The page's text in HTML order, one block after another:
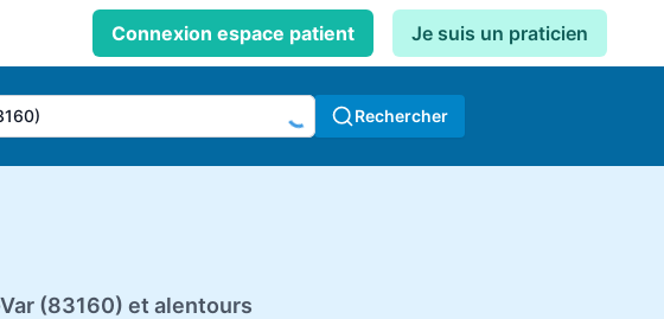
Connexion espace patient Je suis un praticien
Rechercher
(83160) et alentours